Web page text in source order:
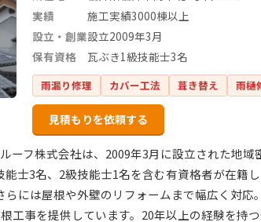
実績
施工実績3000棟以上
設立・創業設立2009年3月
保有資格
瓦ぶき1級技能士3名
雨漏り修理 カバー工法 葺き替え 雨樋
見積もりを依頼する
ーフ株式会社は、2009年3月に設立された地域
士3名、2級技能士1名を含む有資格者が在籍
には屋根や外壁のリフォームまで幅広く対応
工事を提供しています。20年以上の経験を持